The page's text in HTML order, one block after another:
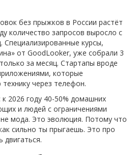
без прыжков в России растёт
количество запросов выросло с
Специализированные курсы,
от GoodLooker, уже собрали 3
за месяц. Стартапы вроде
которые
через телефон.
2026 году 40-50% домашних
и людей с ограничениями
мода. Это эволюция. Потому что
сильно ты прыгаешь. Это про